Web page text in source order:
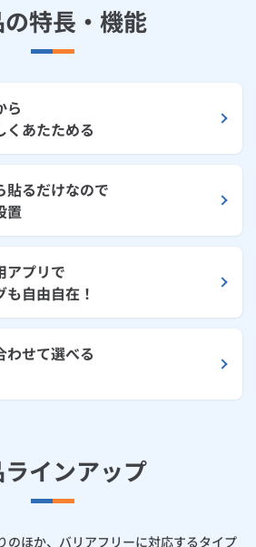
特長・機能
ら
くあたためる
貼るだけなので
置
アプリで
自由自在！
わせて選べる
インアップ
のほか、バリアフリーに対応するタイプ